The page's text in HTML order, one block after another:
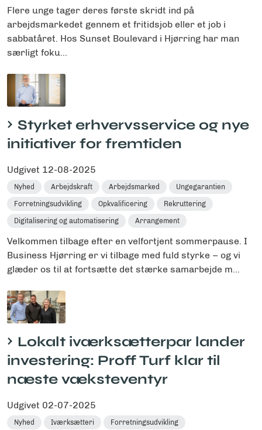
Flere unge tager deres første skridt ind på
arbejdsmarkedet gennem et fritidsjob eller et job i
sabbatåret. Hos Sunset Boulevard i Hjørring har man
særligt foku...
Styrket erhvervsservice og nye
initiativer for fremtiden
Udgivet 12-08-2025
Nyhed Arbejdskraft Arbejdsmarked Ungegarantien
Forretningsudvikling Opkvalificering Rekruttering
Digitalisering og automatisering Arrangement
Velkommen tilbage efter en velfortjent sommerpause. I
Business Hjørring er vi tilbage med fuld styrke – og vi
glæder os til at fortsætte det stærke samarbejde m...
Lokalt iværksætterpar lander
investering: Proff Turf klar til
næste væksteventyr
Udgivet 02-07-2025
Nyhed Iværksætteri Forretningsudvikling